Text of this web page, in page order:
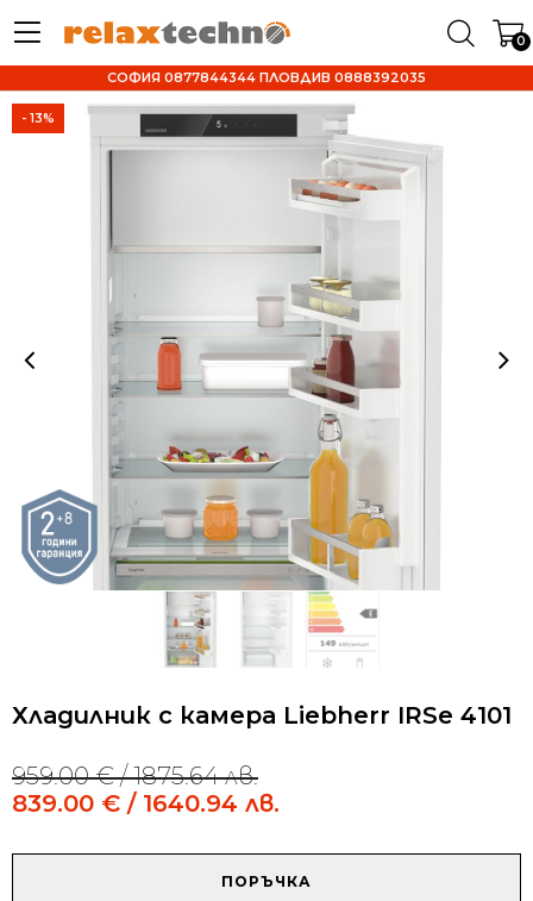
0
СОФИЯ 0877844344 ПЛОВДИВ 0888392035
- 13%
Хладилник с камера Liebherr IRSe 4101
959.00€/ 1875.64 лв.
Original
price
959.00 €
839.00 € / 1640.94 лв.
Current
price
839.00 €
ПОРЪЧКА